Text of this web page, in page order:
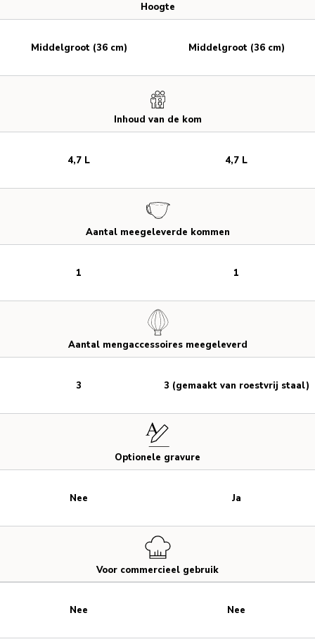
Hoogte
Inhoud van de kom
Aantal meegeleverde kommen
Aantal mengaccessoires meegeleverd
Optionele gravure
Voor commercieel gebruik
Middelgroot (36 cm)
4,7 L
1
3
Nee
Nee
Middelgroot (36 cm)
4,7 L
1
3 (gemaakt van roestvrij staal)
Ja
Nee